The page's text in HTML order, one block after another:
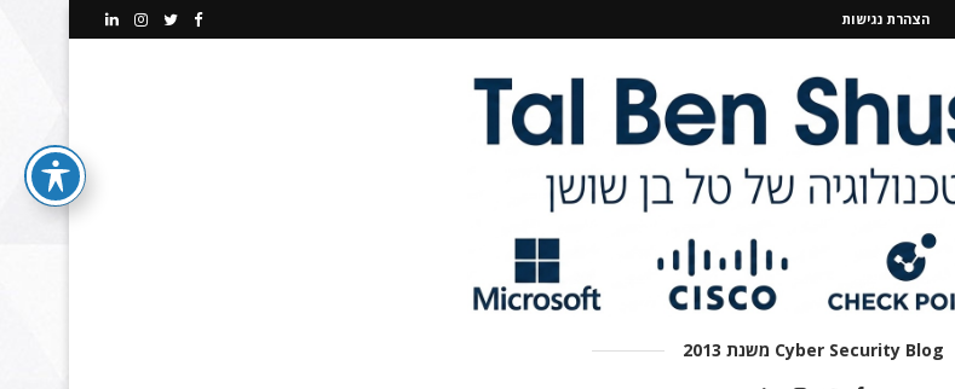
הצהרת נגישות
Cyber Security Blog משנת 2013